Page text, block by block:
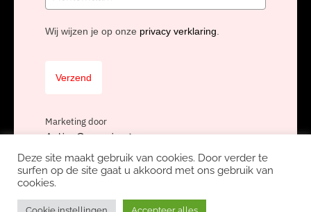
Wij wijzen je op onze privacy verklaring.
Verzend
Marketing door
Privacyverklaring
Avg Werken bij Unidis
Deze site maakt gebruik van cookies. Door verder te
surfen op de site gaat u akkoord met ons gebruik van
cookies.